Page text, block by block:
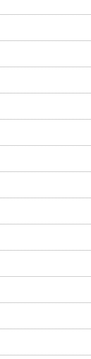
の施術
違い
ります！共通
な日々を手に入